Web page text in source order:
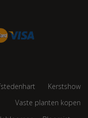
Kerstshow
Vaste planten kopen